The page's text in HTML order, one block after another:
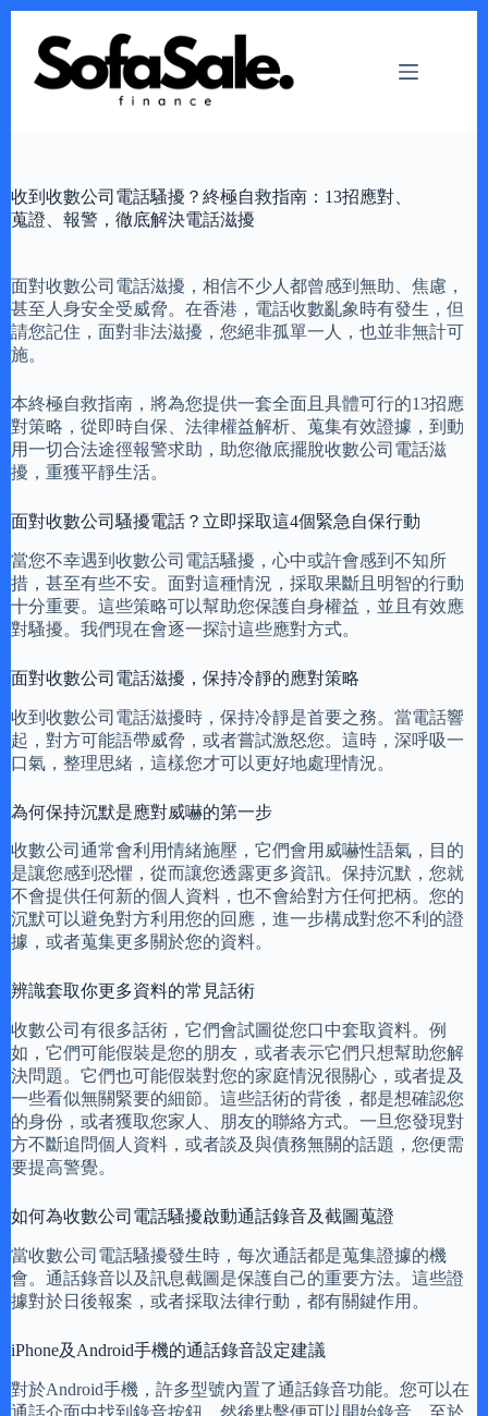
content
收到收數公司電話騷擾？終極自救指南：13招應對、
蒐證、報警，徹底解決電話滋擾
面對收數公司電話滋擾，相信不少人都曾感到無助、焦慮，
甚至人身安全受威脅。在香港，電話收數亂象時有發生，但
請您記住，面對非法滋擾，您絕非孤單一人，也並非無計可
施。
本終極自救指南，將為您提供一套全面且具體可行的13招應
對策略，從即時自保、法律權益解析、蒐集有效證據，到動
用一切合法途徑報警求助，助您徹底擺脫收數公司電話滋
擾，重獲平靜生活。
面對收數公司騷擾電話？立即採取這4個緊急自保行動
當您不幸遇到收數公司電話騷擾，心中或許會感到不知所
措，甚至有些不安。面對這種情況，採取果斷且明智的行動
十分重要。這些策略可以幫助您保護自身權益，並且有效應
對騷擾。我們現在會逐一探討這些應對方式。
面對收數公司電話滋擾，保持冷靜的應對策略
收到收數公司電話滋擾時，保持冷靜是首要之務。當電話響
起，對方可能語帶威脅，或者嘗試激怒您。這時，深呼吸一
口氣，整理思緒，這樣您才可以更好地處理情況。
為何保持沉默是應對威嚇的第一步
收數公司通常會利用情緒施壓，它們會用威嚇性語氣，目的
是讓您感到恐懼，從而讓您透露更多資訊。保持沉默，您就
不會提供任何新的個人資料，也不會給對方任何把柄。您的
沉默可以避免對方利用您的回應，進一步構成對您不利的證
據，或者蒐集更多關於您的資料。
辨識套取你更多資料的常見話術
收數公司有很多話術，它們會試圖從您口中套取資料。例
如，它們可能假裝是您的朋友，或者表示它們只想幫助您解
決問題。它們也可能假裝對您的家庭情況很關心，或者提及
一些看似無關緊要的細節。這些話術的背後，都是想確認您
的身份，或者獲取您家人、朋友的聯絡方式。一旦您發現對
方不斷追問個人資料，或者談及與債務無關的話題，您便需
要提高警覺。
如何為收數公司電話騷擾啟動通話錄音及截圖蒐證
當收數公司電話騷擾發生時，每次通話都是蒐集證據的機
會。通話錄音以及訊息截圖是保護自己的重要方法。這些證
據對於日後報案，或者採取法律行動，都有關鍵作用。
iPhone及Android手機的通話錄音設定建議
對於Android手機，許多型號內置了通話錄音功能。您可以在
通話介面中找到錄音按鈕，然後點擊便可以開始錄音。至於